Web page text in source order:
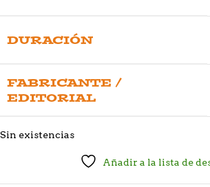
DURACIÓN
FABRICANTE /
EDITORIAL
Sin existencias
Añadir a la lista de